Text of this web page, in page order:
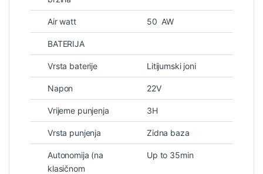
Air watt 50 AW
BATERIJA
Vrsta baterije Litijumski joni
Napon 22V
Vrijeme punjenja 3H
Vrsta punjenja Zidna baza
Autonomija (na
klasičnom
Up to 35min